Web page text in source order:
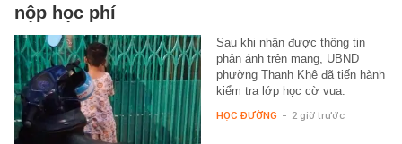
nộp học phí
Sau khi nhận được thông tin
phản ánh trên mạng, UBND
phường Thanh Khê đã tiến hành
kiểm tra lớp học cờ vua.
HỌC ĐƯỜNG - 2 giờ trước